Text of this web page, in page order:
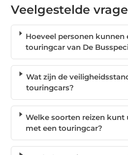
Veelgestelde
Hoeveel personen kunnen
touringcar van De
Wat zijn de
touringcars?
Welke soorten reizen kunt
met een touringcar?